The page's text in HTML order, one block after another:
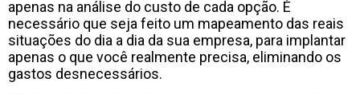
apenas na análise do custo de cada opção. É
necessário que seja feito um mapeamento das reais
situações do dia a dia da sua empresa, para implantar
apenas o que você realmente precisa, eliminando os
gastos desnecessários.